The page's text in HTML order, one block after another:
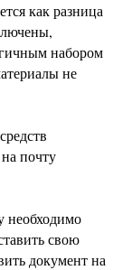
как разница
набором
не
почту
необходимо
свою
документ на